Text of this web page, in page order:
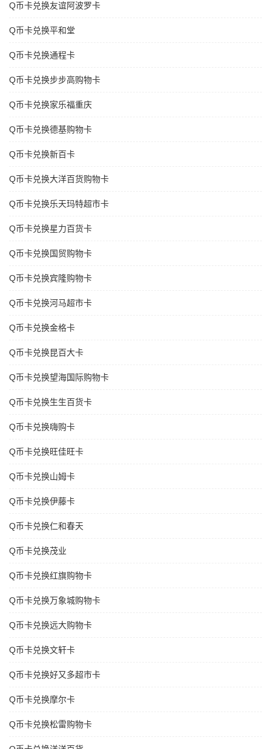
Q币卡兑换友谊阿波罗卡
Q币卡兑换平和堂
Q币卡兑换通程卡
Q币卡兑换步步高购物卡
Q币卡兑换家乐福重庆
Q币卡兑换德基购物卡
Q币卡兑换新百卡
Q币卡兑换大洋百货购物卡
Q币卡兑换乐天玛特超市卡
Q币卡兑换星力百货卡
Q币卡兑换国贸购物卡
Q币卡兑换宾隆购物卡
Q币卡兑换河马超市卡
Q币卡兑换金格卡
Q币卡兑换昆百大卡
Q币卡兑换望海国际购物卡
Q币卡兑换生生百货卡
Q币卡兑换嗨购卡
Q币卡兑换旺佳旺卡
Q币卡兑换山姆卡
Q币卡兑换伊藤卡
Q币卡兑换仁和春天
Q币卡兑换茂业
Q币卡兑换红旗购物卡
Q币卡兑换万象城购物卡
Q币卡兑换远大购物卡
Q币卡兑换文轩卡
Q币卡兑换好又多超市卡
Q币卡兑换摩尔卡
Q币卡兑换松雷购物卡